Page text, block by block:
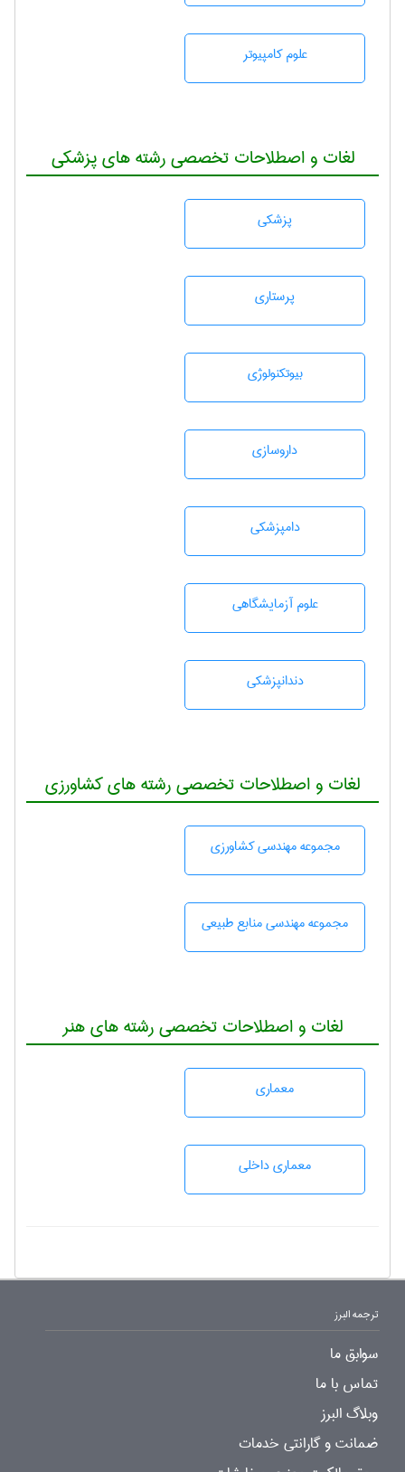
علوم کامپیوتر
لغات و اصطلاحات تخصصی رشته های پزشکی
پزشكی
پرستاری
بيوتكنولوژی
داروسازی
دامپزشكی
علوم آزمايشگاهی
دندانپزشكی
لغات و اصطلاحات تخصصی رشته های کشاورزی
مجموعه مهندسی كشاورزی
مجموعه مهندسی منابع طبيعی
لغات و اصطلاحات تخصصی رشته های هنر
معماری
معماری داخلی
ترجمه البرز
سوابق ما
تماس با ما
وبلاگ البرز
ضمانت و گارانتی خدمات